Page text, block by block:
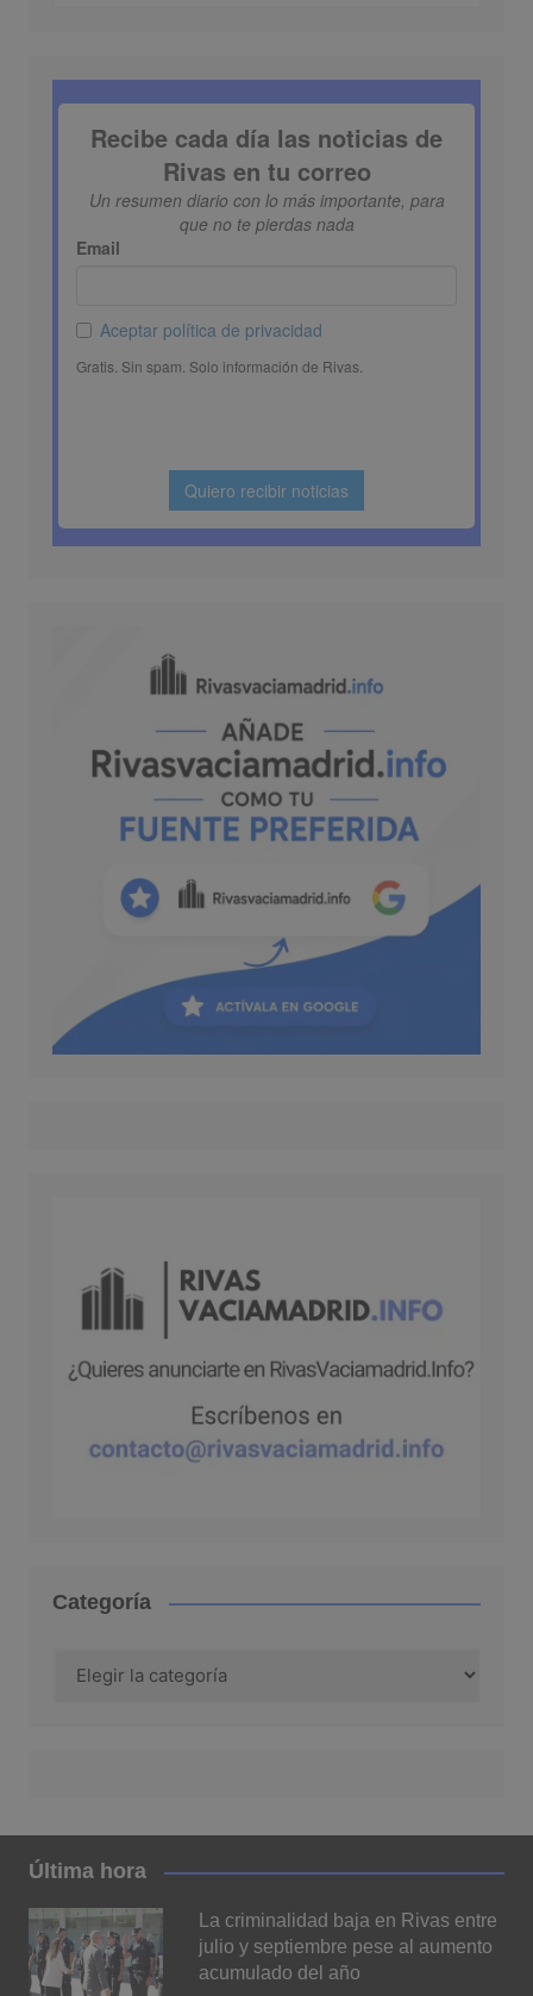
Categoría
Última hora
La criminalidad baja en Rivas entre
julio y septiembre pese al aumento
acumulado del año